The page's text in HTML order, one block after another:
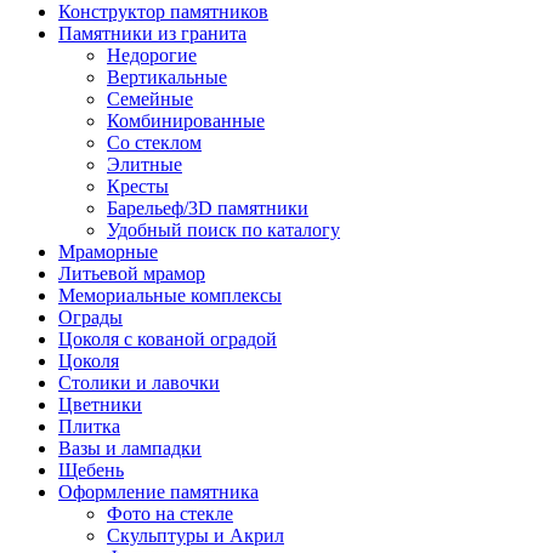
Конструктор памятников
Памятники из гранита
Недорогие
Вертикальные
Семейные
Комбинированные
Со стеклом
Элитные
Кресты
Барельеф/3D памятники
Удобный поиск по каталогу
Мраморные
Литьевой мрамор
Мемориальные комплексы
Ограды
Цоколя с кованой оградой
Цоколя
Столики и лавочки
Цветники
Плитка
Вазы и лампадки
Щебень
Оформление памятника
Фото на стекле
Скульптуры и Акрил